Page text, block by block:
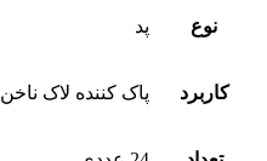
نوع پد
کاربرد پاک کننده لاک ناخن